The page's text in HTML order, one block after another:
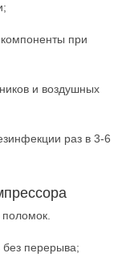
при
и воздушных
раз в 3-6
поломок.
перерыва;